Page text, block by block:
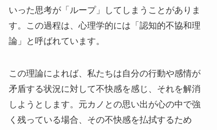
いった思考が「ループ」してしまうことがありま
す。この過程は、心理学的には「認知的不協和理
論」と呼ばれています。
この理論によれば、私たちは自分の行動や感情が
矛盾する状況に対して不快感を感じ、それを解消
しようとします。元カノとの思い出が心の中で強
く残っている場合、その不快感を払拭するため